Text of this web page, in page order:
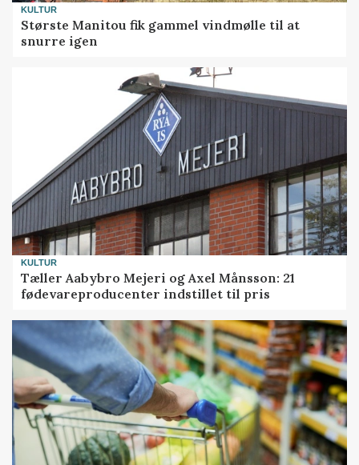
KULTUR
Største Manitou fik gammel vindmølle til at
snurre igen
KULTUR
Tæller Aabybro Mejeri og Axel Månsson: 21
fødevareproducenter indstillet til pris